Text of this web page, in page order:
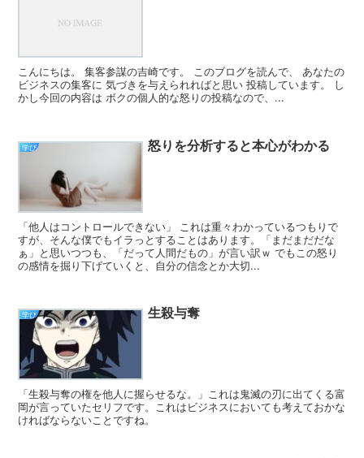
こんにちは。 集客参謀の吉崎です。 このブログを読んで、 あなたの
ビジネスの集客に 気づきを与えられればと思い 投稿しています。 し
かし今回の内容は ボクの個人的な怒りの投稿なので、...
学び 怒りを分析すると本心がわかる
「他人はコントロールできない」 これは重々わかっているつもりで
すが、そんな僕でもイラっとすることはあります。「まだまだだな
ぁ」と思いつつも、「だって人間だもの」が言い訳ｗ でもこの怒り
の感情を掘り下げていくと、自分の信念とか大切...
学び 生殺与奪
「生殺与奪の権を他人に握らせるな。」これは鬼滅の刃に出てくる富
岡が言っていたセリフです。これはビジネスにおいても考えておかな
ければならないことですね。